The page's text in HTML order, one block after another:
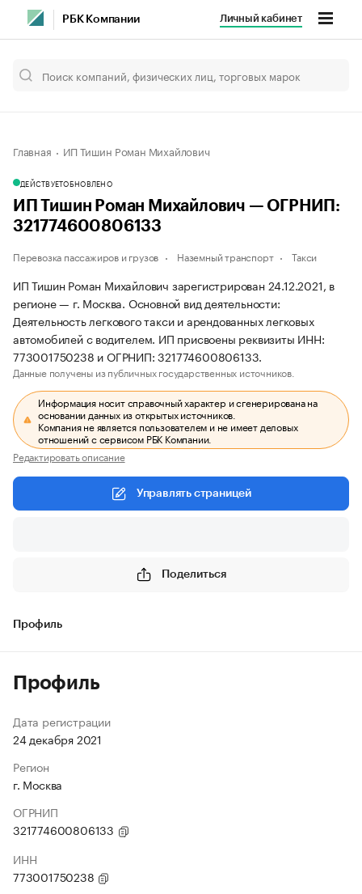
РБК Компании Личный кабинет
Главная ИП Тишин Роман Михайлович
ДЕЙСТВУЕТОБНОВЛЕНО
ИП Тишин Роман Михайлович — ОГРНИП:
321774600806133
Перевозка пассажиров и грузов Наземный транспорт Такси
ИП Тишин Роман Михайлович зарегистрирован 24.12.2021, в
регионе — г. Москва. Основной вид деятельности:
Деятельность легкового такси и арендованных легковых
автомобилей с водителем. ИП присвоены реквизиты ИНН:
773001750238 и ОГРНИП: 321774600806133.
Данные получены из публичных государственных источников.
Информация носит справочный характер и сгенерирована на
основании данных из открытых источников.
Компания не является пользователем и не имеет деловых
отношений с сервисом РБК Компании.
Редактировать описание
Управлять страницей
Поделиться
Профиль
Профиль
Дата регистрации
24 декабря 2021
Регион
г. Москва
ОГРНИП
321774600806133
ИНН
773001750238